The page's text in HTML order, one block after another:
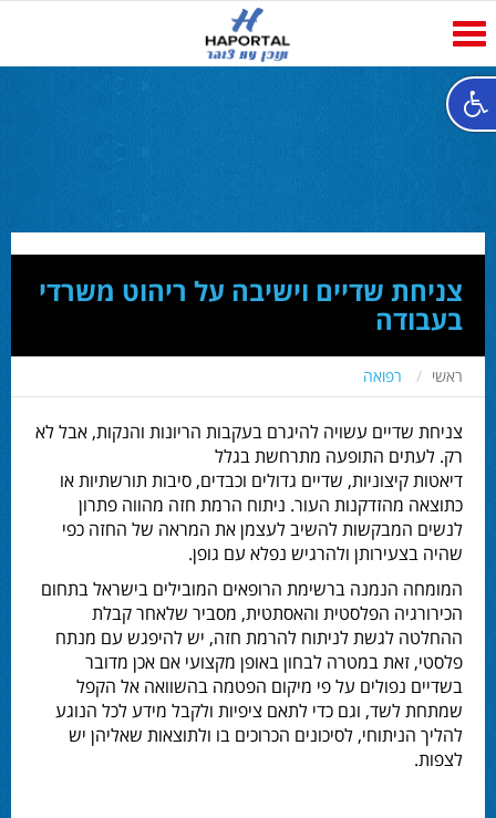
Toggle
navigation
צניחת שדיים וישיבה על ריהוט משרדי
בעבודה
ראשי רפואה
צניחת שדיים עשויה להיגרם בעקבות הריונות והנקות, אבל לא
רק. לעתים התופעה מתרחשת בגלל
דיאטות קיצוניות, שדיים גדולים וכבדים, סיבות תורשתיות או
כתוצאה מהזדקנות העור. ניתוח הרמת חזה מהווה פתרון
לנשים המבקשות להשיב לעצמן את המראה של החזה כפי
שהיה בצעירותן ולהרגיש נפלא עם גופן.
המומחה הנמנה ברשימת הרופאים המובילים בישראל בתחום
הכירורגיה הפלסטית והאסתטית, מסביר שלאחר קבלת
ההחלטה לגשת לניתוח להרמת חזה, יש להיפגש עם מנתח
פלסטי, זאת במטרה לבחון באופן מקצועי אם אכן מדובר
בשדיים נפולים על פי מיקום הפטמה בהשוואה אל הקפל
שמתחת לשד, וגם כדי לתאם ציפיות ולקבל מידע לכל הנוגע
להליך הניתוחי, לסיכונים הכרוכים בו ולתוצאות שאליהן יש
לצפות.